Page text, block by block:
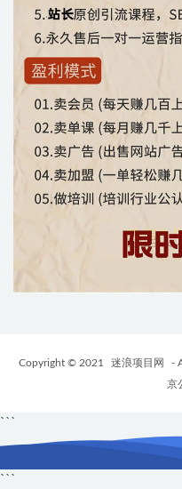
Copyright © 2021 迷浪项目网 -
京
```
```